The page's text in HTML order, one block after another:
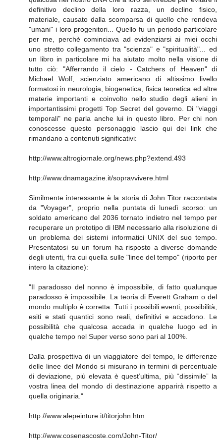
definitivo declino della loro razza, un declino fisico,
materiale, causato dalla scomparsa di quello che rendeva
"umani" i loro progenitori... Quello fu un periodo particolare
per me, perchè cominciava ad evidenziarsi ai miei occhi
uno stretto collegamento tra "scienza" e "spiritualità"... ed
un libro in particolare mi ha aiutato molto nella visione di
tutto ciò: "Afferrando il cielo - Catchers of Heaven" di
Michael Wolf, scienziato americano di altissimo livello
formatosi in neurologia, biogenetica, fisica teoretica ed altre
materie importanti e coinvolto nello studio degli alieni in
importantissimi progetti Top Secret del governo. Di "viaggi
temporali" ne parla anche lui in questo libro. Per chi non
conoscesse questo personaggio lascio qui dei link che
rimandano a contenuti significativi:
http://www.altrogiornale.org/news.php?extend.493
http://www.dnamagazine.it/sopravvivere.html
Similmente interessante è la storia di John Titor raccontata
da "Voyager", proprio nella puntata di lunedì scorso: un
soldato americano del 2036 tornato indietro nel tempo per
recuperare un prototipo di IBM necessario alla risoluzione di
un problema dei sistemi informatici UNIX del suo tempo.
Presentatosi su un forum ha risposto a diverse domande
degli utenti, fra cui quella sulle "linee del tempo" (riporto per
intero la citazione):
"Il paradosso del nonno è impossibile, di fatto qualunque
paradosso è impossibile. La teoria di Everett Graham o del
mondo multiplo è corretta. Tutti i possibili eventi, possibilità,
esiti e stati quantici sono reali, definitivi e accadono. Le
possibilità che qualcosa accada in qualche luogo ed in
qualche tempo nel Super verso sono pari al 100%.
Dalla prospettiva di un viaggiatore del tempo, le differenze
delle linee del Mondo si misurano in termini di percentuale
di deviazione, più elevata è quest’ultima, più “dissimile” la
vostra linea del mondo di destinazione apparirà rispetto a
quella originaria."
http://www.alepeinture.it/titorjohn.htm
http://www.cosenascoste.com/John-Titor/